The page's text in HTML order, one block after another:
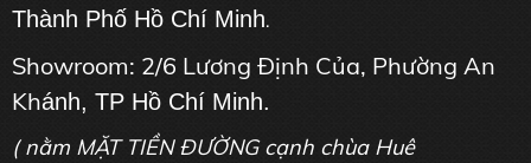
Thành Phố Hồ Chí Minh.
Showroom: 2/6 Lương Định Của, Phường An
Khánh, TP Hồ Chí Minh.
( nằm MẶT TIỀN ĐƯỜNG cạnh chùa Huê